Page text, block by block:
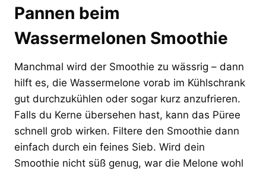
Pannen beim
Wassermelonen Smoothie
Manchmal wird der Smoothie zu wässrig – dann
hilft es, die Wassermelone vorab im Kühlschrank
gut durchzukühlen oder sogar kurz anzufrieren.
Falls du Kerne übersehen hast, kann das Püree
schnell grob wirken. Filtere den Smoothie dann
einfach durch ein feines Sieb. Wird dein
Smoothie nicht süß genug, war die Melone wohl